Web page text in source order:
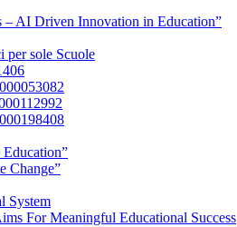
– AI Driven Innovation in Education”
per sole Scuole
Change”
System
For Meaningful Educational Success